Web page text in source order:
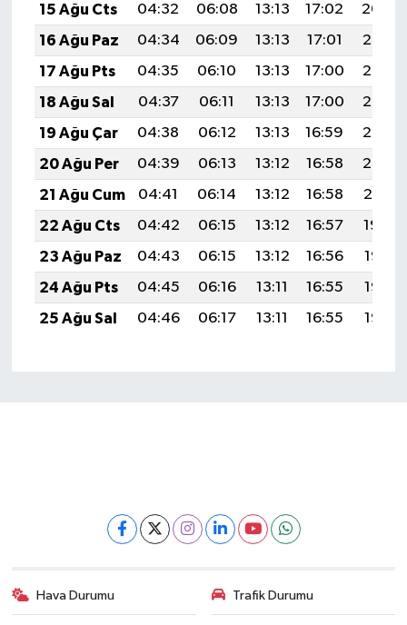
15 Ağu Cts
04:32 06:08 13:13 17:02
20:09
16 Ağu Paz
04:34 06:09 13:13 17:01
20:08
17 Ağu Pts
04:35 06:10 13:13 17:00
20:06
18 Ağu Sal
04:37 06:11 13:13 17:00
20:05
19 Ağu Çar
04:38 06:12 13:13 16:59
20:03
20 Ağu Per
04:39 06:13 13:12 16:58
20:02
21 Ağu Cum
04:41 06:14 13:12 16:58
20:01
22 Ağu Cts
04:42 06:15 13:12 16:57
19:59
23 Ağu Paz
04:43 06:15 13:12 16:56
19:58
24 Ağu Pts
04:45 06:16 13:11 16:55
19:56
25 Ağu Sal
04:46 06:17 13:11 16:55 19:55
Hava Durumu Trafik Durumu